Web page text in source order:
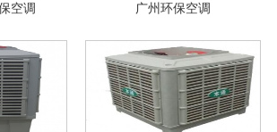
空调 广州环保空调